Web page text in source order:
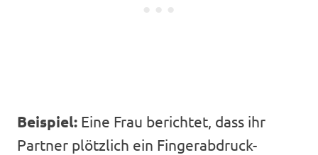
Beispiel: Eine Frau berichtet, dass ihr
Partner plötzlich ein Fingerabdruck-